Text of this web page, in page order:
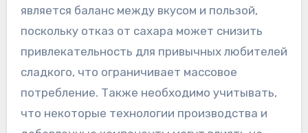
является баланс между вкусом и пользой,
поскольку отказ от сахара может снизить
привлекательность для привычных любителей
сладкого, что ограничивает массовое
потребление. Также необходимо учитывать,
что некоторые технологии производства и